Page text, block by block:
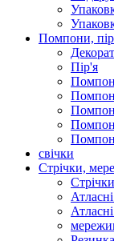
Помпони,
Пір'я
свічки
Стрічки,